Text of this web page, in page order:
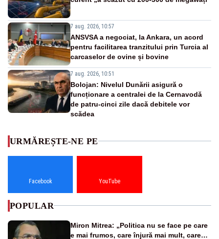
7 aug. 2026, 10:57
ANSVSA a negociat, la Ankara, un acord
pentru facilitarea tranzitului prin Turcia al
carcaselor de ovine și bovine
7 aug. 2026, 10:51
Bolojan: Nivelul Dunării asigură o
funcționare a centralei de la Cernavodă
de patru-cinci zile dacă debitele vor
scădea
URMĂREȘTE-NE PE
Facebook YouTube
POPULAR
Miron Mitrea: „Politica nu se face pe care
e mai frumos, care înjură mai mult, care